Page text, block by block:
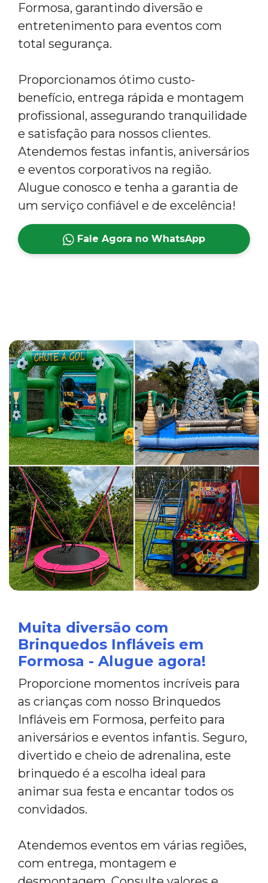
Formosa, garantindo diversão e
entretenimento para eventos com
total segurança.
Proporcionamos ótimo custo-
benefício, entrega rápida e montagem
profissional, assegurando tranquilidade
e satisfação para nossos clientes.
Atendemos festas infantis, aniversários
e eventos corporativos na região.
Alugue conosco e tenha a garantia de
um serviço confiável e de excelência!
Fale Agora no WhatsApp
Muita diversão com
Brinquedos Infláveis em
Formosa - Alugue agora!
Proporcione momentos incríveis para
as crianças com nosso Brinquedos
Infláveis em Formosa, perfeito para
aniversários e eventos infantis. Seguro,
divertido e cheio de adrenalina, este
brinquedo é a escolha ideal para
animar sua festa e encantar todos os
convidados.
Atendemos eventos em várias regiões,
com entrega, montagem e